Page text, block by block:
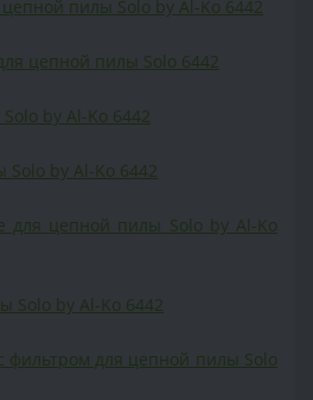
пилы Solo by Al-Ko 6442
цепной пилы Solo 6442
by Al-Ko 6442
Solo by Al-Ko 6442
для цепной пилы Solo by Al-Ko
Solo by Al-Ko 6442
фильтром для цепной пилы Solo